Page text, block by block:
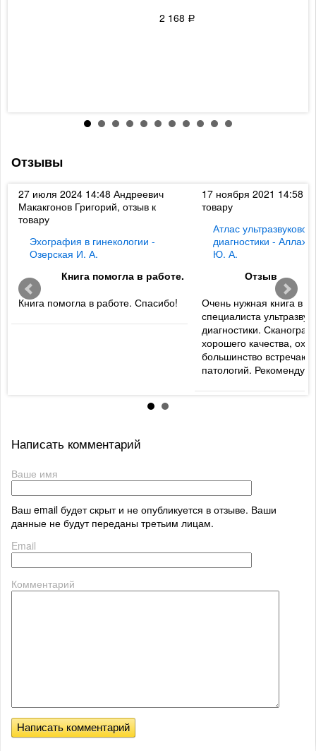
2 168 Р
Отзывы
27 июля 2024 14:48 Андреевич
Макакгонов Григорий, отзыв к
товару
Эхография в гинекологии -
Озерская И. А.
Книга помогла в работе.
Книга помогла в работе. Спасибо!
17 ноября 2021 14:58
товару
Атлас ультразвуковой
диагностики -
Ю. А.
Отзыв
Очень нужная книга в
специалиста
диагностики.
хорошего качества,
большинство
патологий. Рекомендую
Написать комментарий
Ваше имя
Ваш email будет скрыт и не опубликуется в отзыве. Ваши
данные не будут переданы третьим лицам.
Email
Комментарий